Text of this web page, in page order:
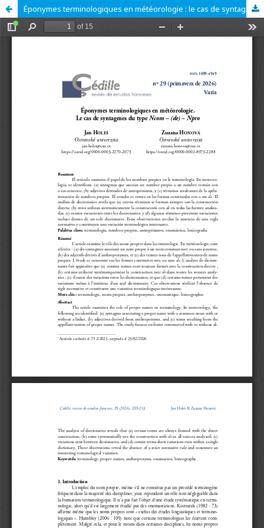
Éponymes terminologiques en météorologie : le cas de syntagmes du type Ncom – (de) – Npro